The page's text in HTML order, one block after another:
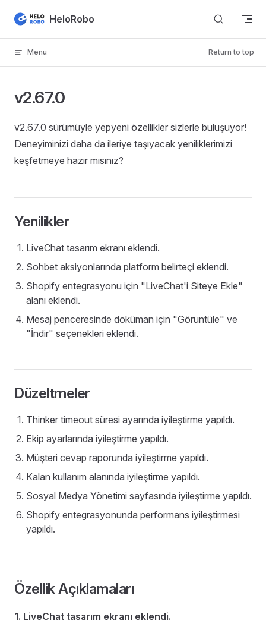
Skip to contentHeloRobo
Menu Return to top
v2.67.0
v2.67.0 sürümüyle yepyeni özellikler sizlerle buluşuyor!
Deneyiminizi daha da ileriye taşıyacak yeniliklerimizi
keşfetmeye hazır mısınız?
Yenilikler
LiveChat tasarım ekranı eklendi.
Sohbet aksiyonlarında platform belirteçi eklendi.
Shopify entegrasyonu için "LiveChat'i Siteye Ekle"
alanı eklendi.
Mesaj penceresinde doküman için "Görüntüle" ve
"İndir" seçenekleri eklendi.
Düzeltmeler
Thinker timeout süresi ayarında iyileştirme yapıldı.
Ekip ayarlarında iyileştirme yapıldı.
Müşteri cevap raporunda iyileştirme yapıldı.
Kalan kullanım alanında iyileştirme yapıldı.
Sosyal Medya Yönetimi sayfasında iyileştirme yapıldı.
Shopify entegrasyonunda performans iyileştirmesi
yapıldı.
Özellik Açıklamaları
1. LiveChat tasarım ekranı eklendi.